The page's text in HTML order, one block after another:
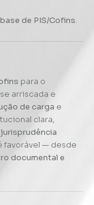
base de PIS/Cofins.
para o
arriscada e
de carga e
clara,
jurisprudência
favorável — desde
documental e